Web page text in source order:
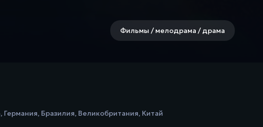
Фильмы / мелодрама / драма
, Германия, Бразилия, Великобритания, Китай